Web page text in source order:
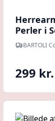
Perler i
BARTOLI
299 kr.